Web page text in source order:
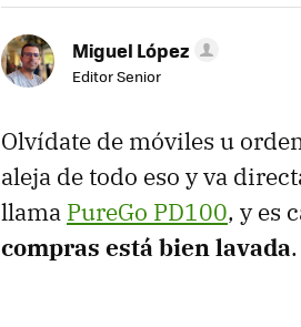
Miguel López
Editor Senior
Olvídate de móviles u
aleja de todo eso y va
llama PureGo PD100, y es
compras está bien lavada.